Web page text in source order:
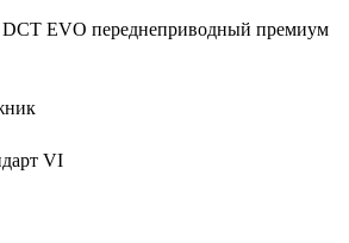
EVO переднеприводный премиум
VI